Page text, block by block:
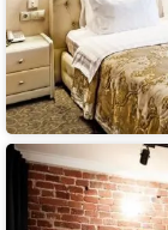
Отель
Winewood
Moscow